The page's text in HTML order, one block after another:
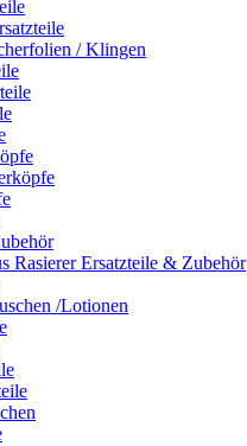
/ Klingen
Rasierer Ersatzteile & Zubehör
/Lotionen